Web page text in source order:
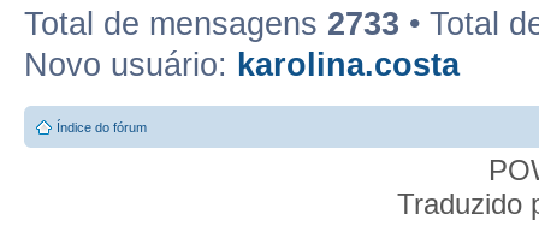
Total de mensagens 2733 • Total
Novo usuário: karolina.costa
Índice do fórum
Traduzido